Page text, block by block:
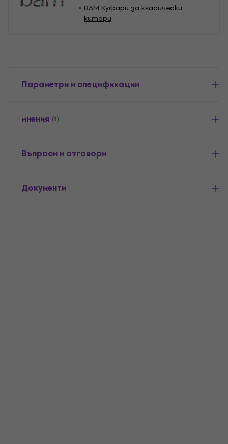
BAM Куфари за класически
китари
Параметри и спецификации
мнения (1)
Въпроси и отговори
Документи